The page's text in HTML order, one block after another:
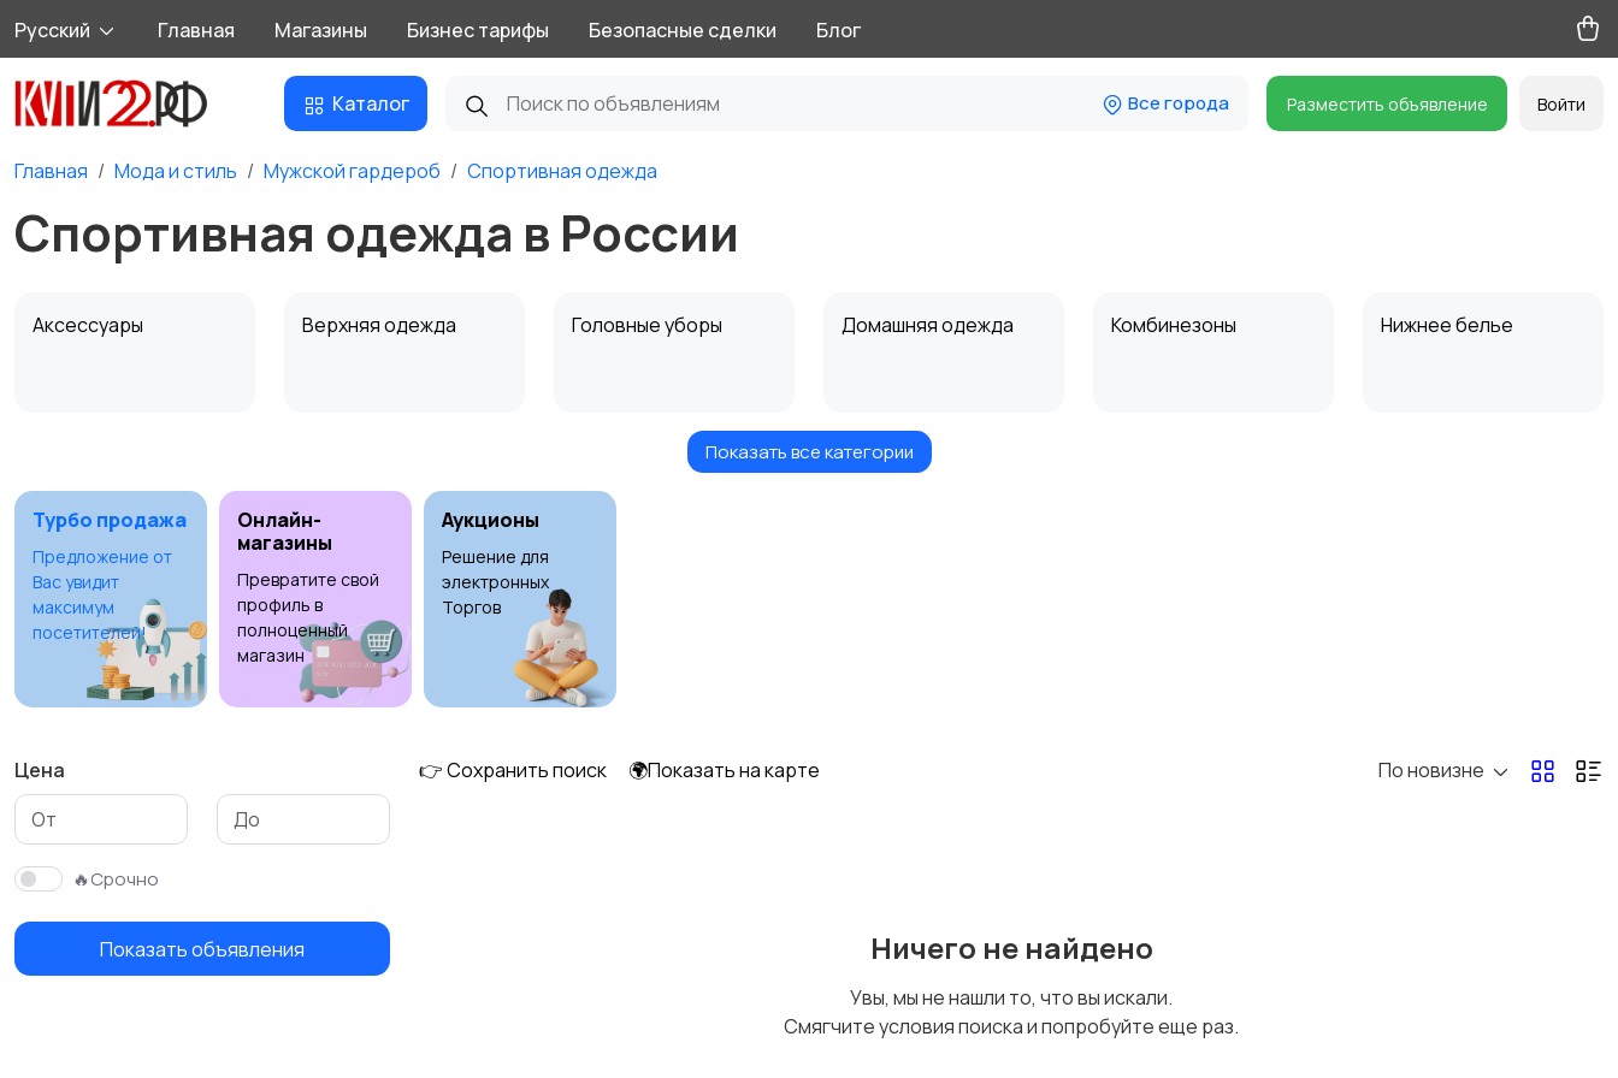
Русский Главная Магазины Бизнес тарифы Безопасные сделки Блог
Каталог Все города Разместить объявление Войти
Главная Мода и стиль Мужской гардероб Спортивная одежда
Спортивная одежда в России
Аксессуары Верхняя одежда Головные уборы Домашняя одежда Комбинезоны Нижнее белье
Свитеры и толстовки
Футболки и поло Штаны и шорты
Показать все категории
Турбо продажа
Предложение от
Вас увидит
максимум
посетителей!
Онлайн-
магазины
Превратите свой
профиль в
полноценный
магазин
Аукционы
Решение для
электронных
Торгов
Цена
🔥Срочно
Показать объявления
👉 Сохранить поиск 🌍Показать на карте По новизне
Ничего не найдено
Увы, мы не нашли то, что вы искали.
Смягчите условия поиска и попробуйте еще раз.